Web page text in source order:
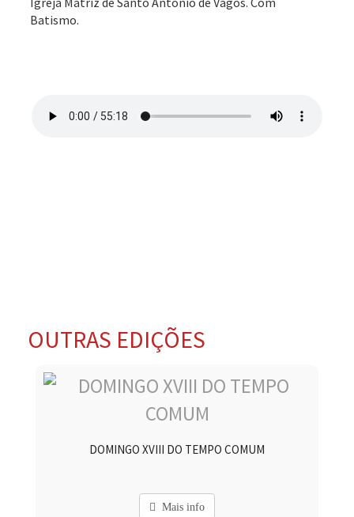
Batismo.
OUTRAS EDIÇÕES
DOMINGO XVIII DO TEMPO COMUM
Mais info